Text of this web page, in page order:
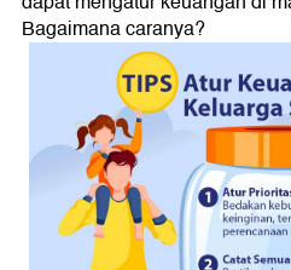
Bagaimana caranya?